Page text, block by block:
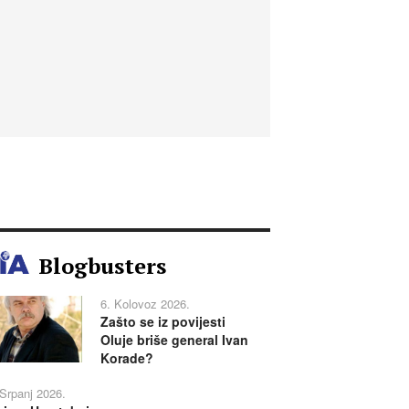
Blogbusters
6. Kolovoz 2026.
Zašto se iz povijesti
Oluje briše general Ivan
Korade?
2026.